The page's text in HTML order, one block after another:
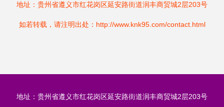
地址：贵州省遵义市红花岗区延安路街道润丰商贸城2层203号
如若转载，请注明出处：http://www.knk95.com/contact.html
地址：贵州省遵义市红花岗区延安路街道润丰商贸城2层203号